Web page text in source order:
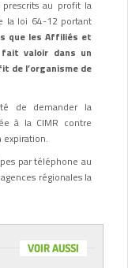
au profit la
la loi 64-12 portant
que les Affiliés et
valoir dans un
de l’organisme de
de demander la
à la CIMR contre
expiration.
par téléphone au
régionales la
VOIR AUSSI